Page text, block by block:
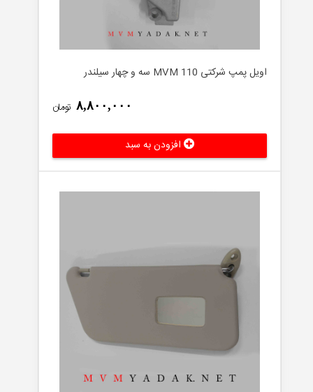
اویل پمپ شرکتی MVM 110 سه و چهار سیلندر
۸,۸۰۰,۰۰۰ تومان